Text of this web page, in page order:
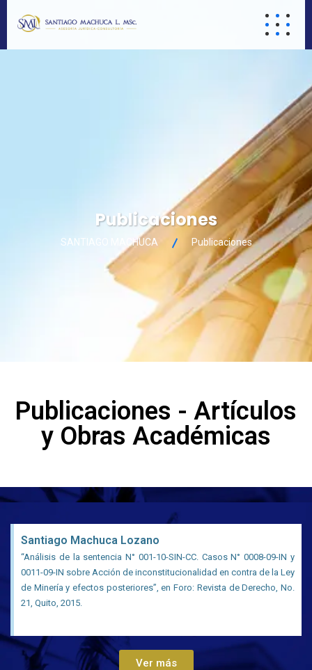
Publicaciones
SANTIAGO MACHUCA Publicaciones
Publicaciones - Artículos
y Obras Académicas
Santiago Machuca Lozano
“Análisis de la sentencia N° 001-10-SIN-CC. Casos N° 0008-09-IN y
0011-09-IN sobre Acción de inconstitucionalidad en contra de la Ley
de Minería y efectos posteriores”, en Foro: Revista de Derecho, No.
21, Quito, 2015.
Ver más